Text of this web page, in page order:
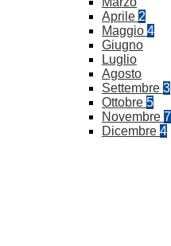
Aprile 2
Maggio 4
Giugno
Luglio
Agosto
Settembre 3
Ottobre 5
Novembre 7
Dicembre 4